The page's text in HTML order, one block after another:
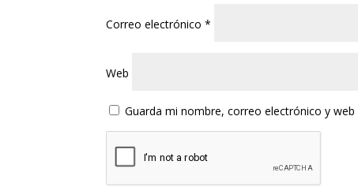
Correo electrónico*
Web
Guarda mi nombre, correo electrónico y